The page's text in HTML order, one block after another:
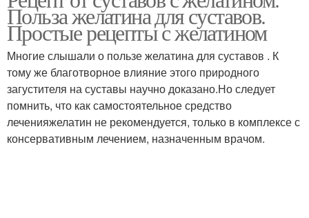
профилактики
Эффективные рецепты
Польза желатина для суставов.
Простые рецепты с желатином
Многие слышали о пользе желатина для суставов . К
тому же благотворное влияние этого природного
загустителя на суставы научно доказано.Но следует
помнить, что как самостоятельное средство
леченияжелатин не рекомендуется, только в комплексе с
консервативным лечением, назначенным врачом.